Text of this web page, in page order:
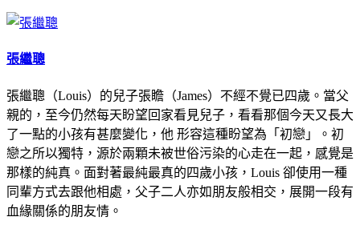
張繼聰
張繼聰（Louis）的兒子張瞻（James）不經不覺已四歲。當父
親的，至今仍然每天盼望回家看見兒子，看看那個今天又長大
了一點的小孩有甚麼變化，他 形容這種盼望為「初戀」。初
戀之所以獨特，源於兩顆未被世俗污染的心走在一起，感覺是
那樣的純真。面對著最純最真的四歲小孩，Louis 卻使用一種
同輩方式去跟他相處，父子二人亦如朋友般相交，展開一段有
血緣關係的朋友情。